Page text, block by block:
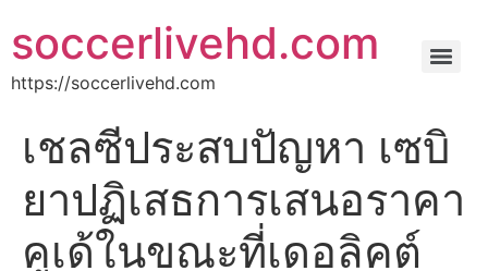
soccerlivehd.com
https://soccerlivehd.com
เชลซีประสบปัญหา เซบิ
ยาปฏิเสธการเสนอราคา
คูเด้ในขณะที่เดอลิคต์